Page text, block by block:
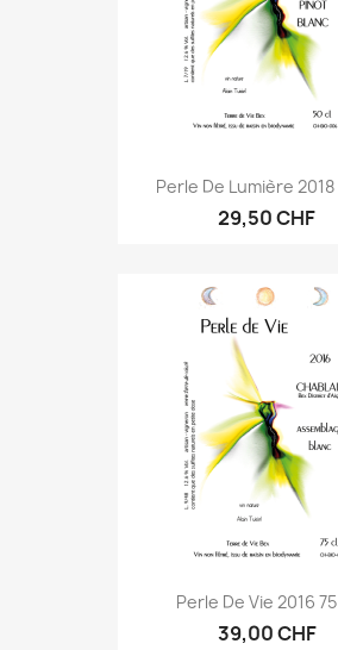
Perle De Lumière 2018
29,50 CHF
Perle De Vie 2016
39,00 CHF